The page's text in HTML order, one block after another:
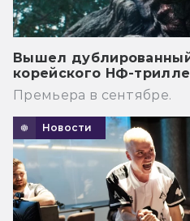
Вышел
корейского НФ-
Премьера в сентябре.
Новости